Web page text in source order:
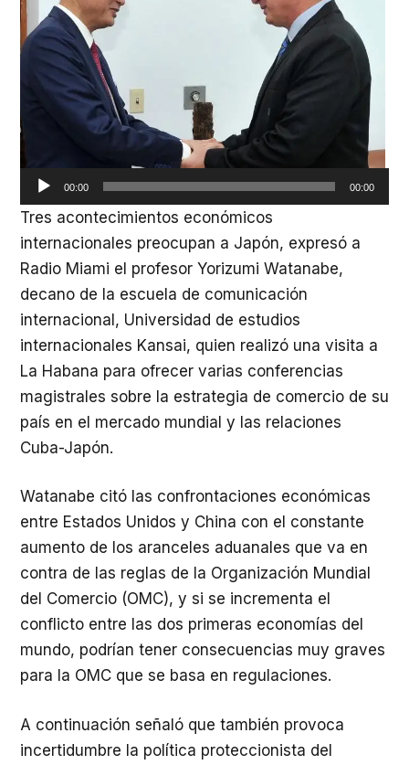
00:00 00:00
Tres acontecimientos económicos
internacionales preocupan a Japón, expresó a
Radio Miami el profesor Yorizumi Watanabe,
decano de la escuela de comunicación
internacional, Universidad de estudios
internacionales Kansai, quien realizó una visita a
La Habana para ofrecer varias conferencias
magistrales sobre la estrategia de comercio de su
país en el mercado mundial y las relaciones
Cuba-Japón.
Watanabe citó las confrontaciones económicas
entre Estados Unidos y China con el constante
aumento de los aranceles aduanales que va en
contra de las reglas de la Organización Mundial
del Comercio (OMC), y si se incrementa el
conflicto entre las dos primeras economías del
mundo, podrían tener consecuencias muy graves
para la OMC que se basa en regulaciones.
A continuación señaló que también provoca
incertidumbre la política proteccionista del